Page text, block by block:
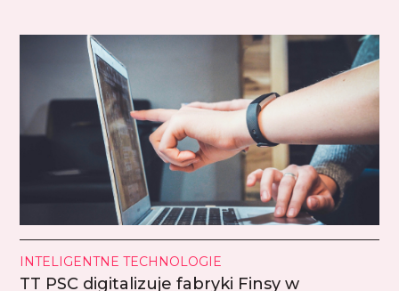
INTELIGENTNE TECHNOLOGIE
TT PSC digitalizuje fabryki Finsy w